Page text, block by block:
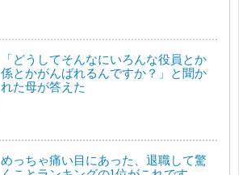
「どうしてそんなにいろんな役員とか
係とかがんばれるんですか？」と聞か
れた母が答えた
めっちゃ痛い目にあった、退職して驚